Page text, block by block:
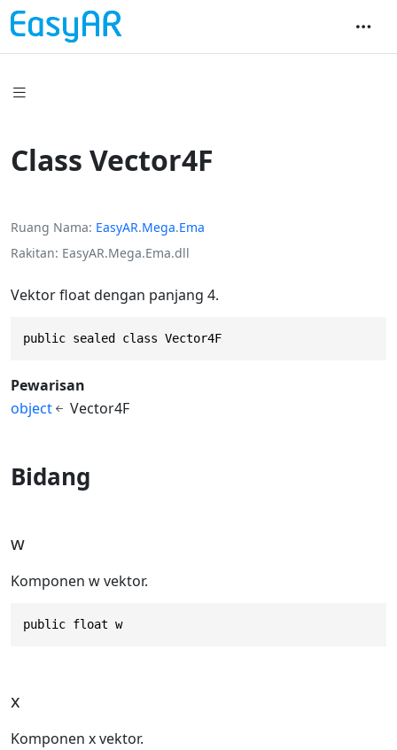
Class Vector4F
Ruang Nama EasyAR.Mega.Ema
Rakitan EasyAR.Mega.Ema.dll
Vektor float dengan panjang 4.
public sealed class Vector4F
Pewarisan
object
Vector4F
Bidang
w
Komponen w vektor.
public float w
x
Komponen x vektor.